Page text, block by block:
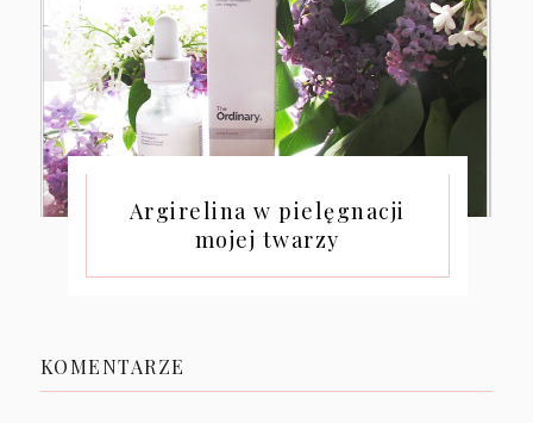
Argirelina w pielęgnacji
mojej twarzy
KOMENTARZE